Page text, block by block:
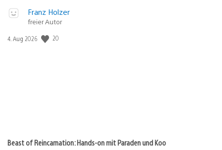
Franz Holzer
freier Autor
Veröffentlichungsdatum:
4. Aug 2026 20
Beast of Reincarnation: Hands-on mit Paraden und Koo